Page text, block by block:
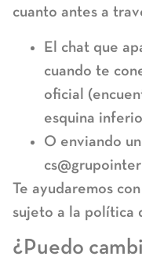
cuanto antes a
El chat que
cuando te
oficial
esquina
O enviando
Te ayudaremos
sujeto a la política
¿Puedo